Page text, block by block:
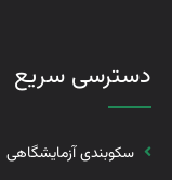
دسترسی سریع
سکوبندی آزمایشگاهی